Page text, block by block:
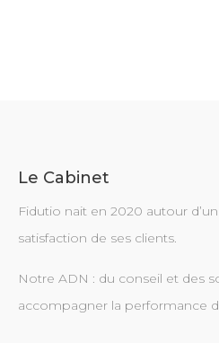
Le Cabinet
Fidutio nait en 2020 autour
satisfaction de ses clients.
Notre ADN : du conseil et des
accompagner la performance